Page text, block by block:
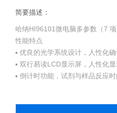
简要描述：
哈纳HI96101微电脑多参数（7
性能特点
▪ 优良的光学系统设计，人性化
▪ 双行易读LCD显示屏，人性化
▪ 倒计时功能，试剂与样品反应